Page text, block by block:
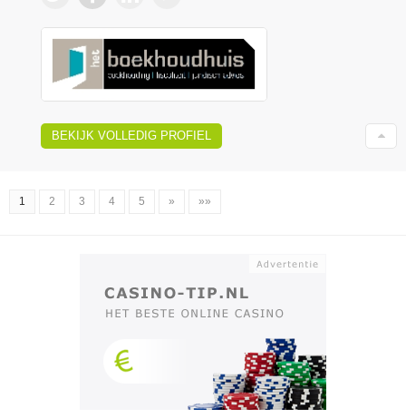
BEKIJK VOLLEDIG PROFIEL
1 2 3 4 5 » »»